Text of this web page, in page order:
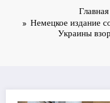
Главная
Немецкое издание
Украины